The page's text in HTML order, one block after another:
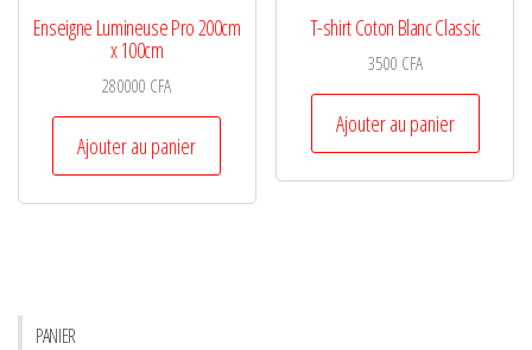
Enseigne Lumineuse Pro 200cm
x 100cm
280000 CFA
Ajouter au panier
T-shirt Coton Blanc Classic
3500 CFA
Ajouter au panier
PANIER